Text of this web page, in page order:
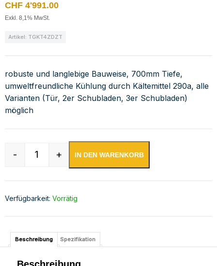
CHF 4'991.00
Exkl. 8,1% MwSt.
Artikel: TGKT4ZDZT
robuste und langlebige Bauweise, 700mm Tiefe,
umweltfreundliche Kühlung durch Kältemittel 290a, alle
Varianten (Tür, 2er Schubladen, 3er Schubladen)
möglich
Kühltisch -2 bis +8°C 2330x700x850mm mit 1x
- + IN DEN WARENKORB
Verfügbarkeit: Vorrätig
Beschreibung Spezifikation